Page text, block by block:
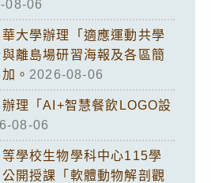
08-06
大學辦理「適應運動共學
離島場研習海報及各區簡
。 2026-08-06
理「AI+智慧餐飲LOGO設
08-06
學校生物學科中心115學
開授課「軟體動物解剖觀